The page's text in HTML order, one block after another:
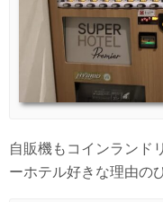
自販機もコインランド
ーホテル好きな理由の